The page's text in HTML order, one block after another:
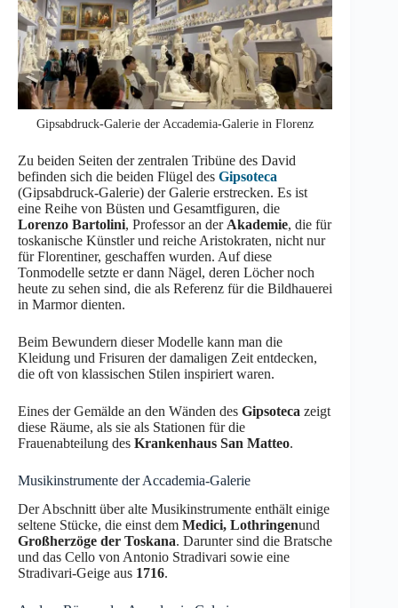
Gipsabdruck-Galerie der Accademia-Galerie in Florenz
Zu beiden Seiten der zentralen Tribüne des David
befinden sich die beiden Flügel des Gipsoteca
(Gipsabdruck-Galerie) der Galerie erstrecken. Es ist
eine Reihe von Büsten und Gesamtfiguren, die
Lorenzo Bartolini, Professor an der Akademie, die für
toskanische Künstler und reiche Aristokraten, nicht nur
für Florentiner, geschaffen wurden. Auf diese
Tonmodelle setzte er dann Nägel, deren Löcher noch
heute zu sehen sind, die als Referenz für die Bildhauerei
in Marmor dienten.
Beim Bewundern dieser Modelle kann man die
Kleidung und Frisuren der damaligen Zeit entdecken,
die oft von klassischen Stilen inspiriert waren.
Eines der Gemälde an den Wänden des Gipsoteca zeigt
diese Räume, als sie als Stationen für die
Frauenabteilung des Krankenhaus San Matteo.
Musikinstrumente der Accademia-Galerie
Der Abschnitt über alte Musikinstrumente enthält einige
seltene Stücke, die einst dem Medici, Lothringenund
Großherzöge der Toskana. Darunter sind die Bratsche
und das Cello von Antonio Stradivari sowie eine
Stradivari-Geige aus 1716.